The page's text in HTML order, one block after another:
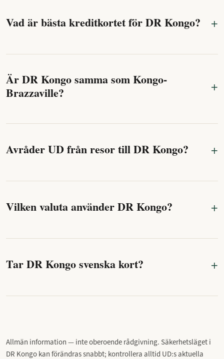
Vad är bästa kreditkortet för DR Kongo?
Är DR Kongo samma som Kongo-
Brazzaville?
Avråder UD från resor till DR Kongo?
Vilken valuta använder DR Kongo?
Tar DR Kongo svenska kort?
Allmän information — inte oberoende rådgivning. Säkerhetsläget i
DR Kongo kan förändras snabbt; kontrollera alltid UD:s aktuella